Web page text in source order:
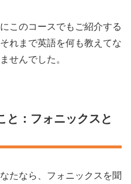
このコースでもご紹介する
れまで英語を何も教えてな
せんでした。
と：フォニックスと
たなら、フォニックスを聞